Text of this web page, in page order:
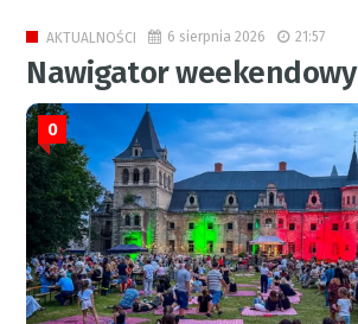
AKTUALNOŚCI 6 sierpnia 2026 21:57
Nawigator weekendowy
0